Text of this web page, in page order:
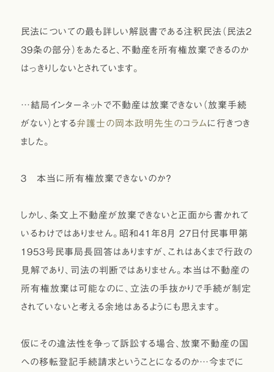
民法についての最も詳しい解説書である注釈民法（民法2
39条の部分）をあたると、不動産を所有権放棄できるのか
はっきりしないとされています。
…結局インターネットで不動産は放棄できない（放棄手続
がない）とする弁護士の岡本政明先生のコラム に行きつき
ました。
３ 本当に所有権放棄できないのか？
しかし、条文上不動産が放棄できないと正面から書かれて
いるわけではありません。昭和41年8月 27日付民事甲第
1953号民事局長回答はありますが、これはあくまで行政の
見解であり、司法の判断ではありません。本当は不動産の
所有権放棄は可能なのに、立法の手抜かりで手続が制定
されていないと考える余地はあるようにも思えます。
仮にその違法性を争って訴訟する場合、放棄不動産の国
への移転登記手続請求ということになるのか…今までに